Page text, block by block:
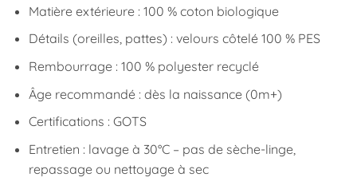
Matière extérieure : 100 % coton biologique
Détails (oreilles, pattes) : velours côtelé 100 % PES
Rembourrage : 100 % polyester recyclé
Âge recommandé : dès la naissance (0m+)
Certifications : GOTS
Entretien : lavage à 30°C – pas de sèche-linge,
repassage ou nettoyage à sec